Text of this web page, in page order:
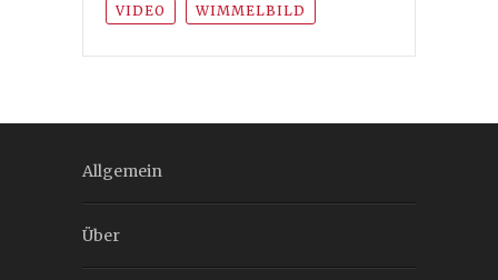
VIDEO WIMMELBILD
Allgemein
Über